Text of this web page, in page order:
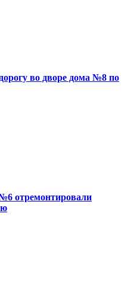
во дворе дома №8 по
отремонтировали